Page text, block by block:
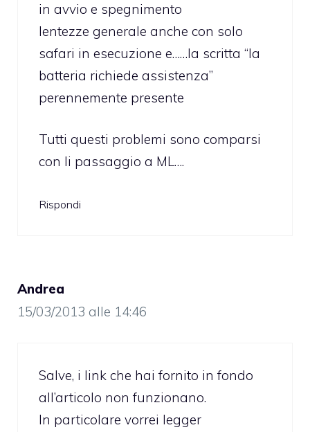
in avvio e spegnimento
lentezze generale anche con solo
safari in esecuzione e……la scritta “la
batteria richiede assistenza”
perennemente presente
Tutti questi problemi sono comparsi
con li passaggio a ML….
Rispondi
Andrea
15/03/2013 alle 14:46
Salve, i link che hai fornito in fondo
all’articolo non funzionano.
In particolare vorrei legger